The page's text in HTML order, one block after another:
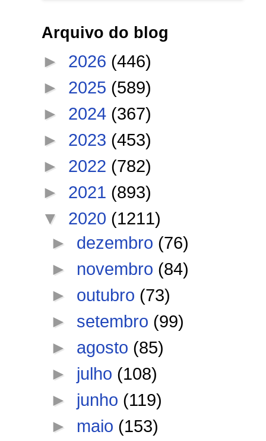
Arquivo do blog
► 2026 (446)
► 2025 (589)
► 2024 (367)
► 2023 (453)
► 2022 (782)
► 2021 (893)
▼ 2020 (1211)
► dezembro (76)
► novembro (84)
► outubro (73)
► setembro (99)
► agosto (85)
► julho (108)
► junho (119)
► maio (153)